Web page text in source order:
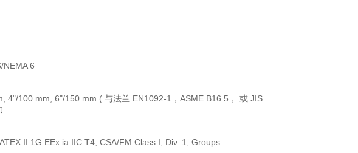
NEMA 6
mm, 4"/100 mm, 6"/150 mm ( 与法兰 EN1092-1，ASME B16.5， 或 JIS
with ATEX II 1G EEx ia IIC T4, CSA/FM Class I, Div. 1, Groups